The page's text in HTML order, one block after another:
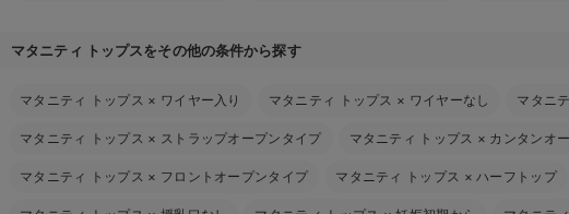
マタニティ トップスをその他の条件から探す
マタニティ トップス × ワイヤー入り マタニティ トップス × ワイヤーなし マタニ
マタニティ トップス × ストラップオープンタイプ マタニティ トップス × カンタンオ
マタニティ トップス × フロントオープンタイプ マタニティ トップス × ハーフトップ